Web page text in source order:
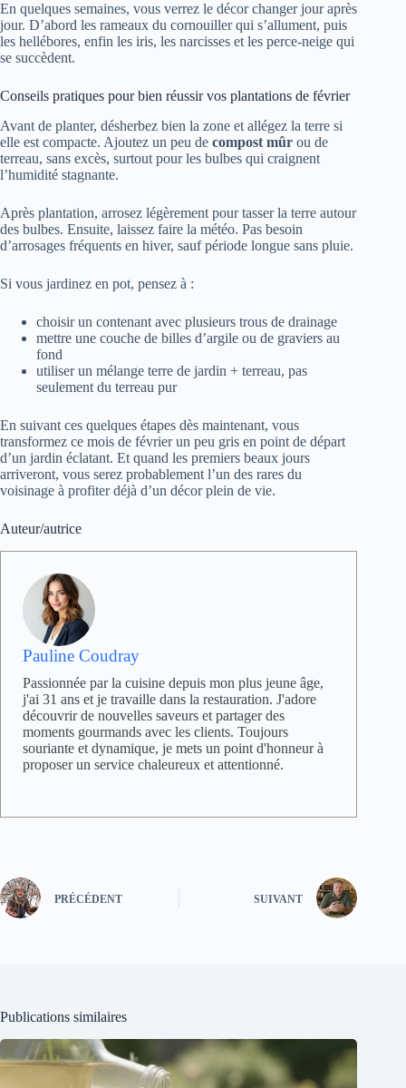
En quelques semaines, vous verrez le décor changer jour après
jour. D’abord les rameaux du cornouiller qui s’allument, puis
les hellébores, enfin les iris, les narcisses et les perce-neige qui
se succèdent.
Conseils pratiques pour bien réussir vos plantations de février
Avant de planter, désherbez bien la zone et allégez la terre si
elle est compacte. Ajoutez un peu de compost mûr ou de
terreau, sans excès, surtout pour les bulbes qui craignent
l’humidité stagnante.
Après plantation, arrosez légèrement pour tasser la terre autour
des bulbes. Ensuite, laissez faire la météo. Pas besoin
d’arrosages fréquents en hiver, sauf période longue sans pluie.
Si vous jardinez en pot, pensez à :
choisir un contenant avec plusieurs trous de drainage
mettre une couche de billes d’argile ou de graviers au
fond
utiliser un mélange terre de jardin + terreau, pas
seulement du terreau pur
En suivant ces quelques étapes dès maintenant, vous
transformez ce mois de février un peu gris en point de départ
d’un jardin éclatant. Et quand les premiers beaux jours
arriveront, vous serez probablement l’un des rares du
voisinage à profiter déjà d’un décor plein de vie.
Auteur/autrice
Pauline Coudray
Passionnée par la cuisine depuis mon plus jeune âge,
j'ai 31 ans et je travaille dans la restauration. J'adore
découvrir de nouvelles saveurs et partager des
moments gourmands avec les clients. Toujours
souriante et dynamique, je mets un point d'honneur à
proposer un service chaleureux et attentionné.
PRÉCÉDENT SUIVANT
Publications similaires